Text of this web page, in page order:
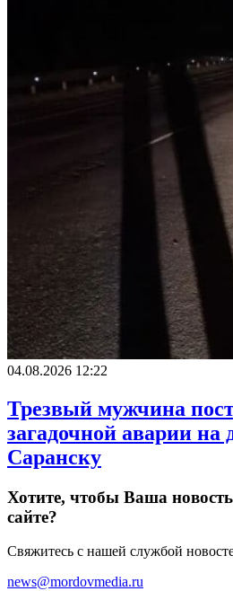
04.08.2026 12:22
Трезвый мужчина
загадочной аварии на
Саранску
Хотите, чтобы Ваша
сайте?
Свяжитесь с нашей службой
news@mordovmedia.ru